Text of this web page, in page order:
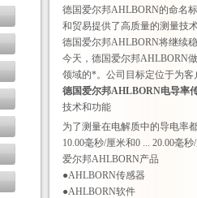
德国爱尔邦AHLBORN的命名
和贸易提供了高质量的测量技
德国爱尔邦AHLBORN将继续
今天，德国爱尔邦AHLBORN
领域的*。公司目标定位于为
德国爱尔邦AHLBORN电导率
技术和功能
为了测量在电解质中的导电率
10.00毫秒/厘米和0 ... 20.00毫
爱尔邦AHLBORN产品
●AHLBORN传感器
●AHLBORN软件